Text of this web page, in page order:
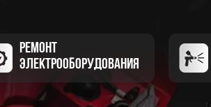
РЕМОНТ
ЭЛЕКТРООБОРУДОВАНИЯ